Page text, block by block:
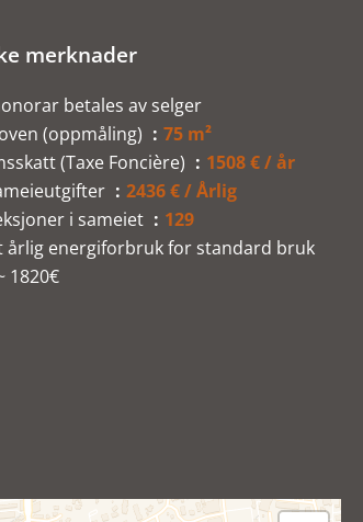
merknader
betales av selger
(oppmåling)
75 m²
(Taxe Foncière)
1508 € / år
2436 € / Årlig
i sameiet
129
årlig energiforbruk for standard bruk
1820€